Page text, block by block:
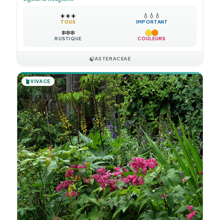
☀️☀️☀️
TOUS
💧 💧 💧
IMPORTANT
❄️❄️❄️
RUSTIQUE COULEURS
🍃ASTERACEAE
🪴VIVACE